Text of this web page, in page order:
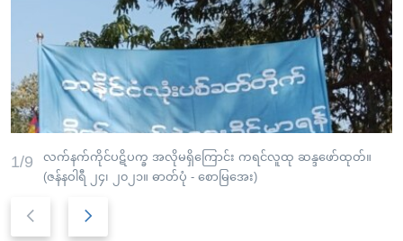
1/9
လက်နက်ကိုင်ပဋိပက္ခ အလိုမရှိကြောင်း ကရင်လူထု ဆန္ဒဖော်ထုတ်။
(ဇန်နဝါရီ ၂၄၊ ၂၀၂၁။ ဓာတ်ပုံ - စောမြအေး)